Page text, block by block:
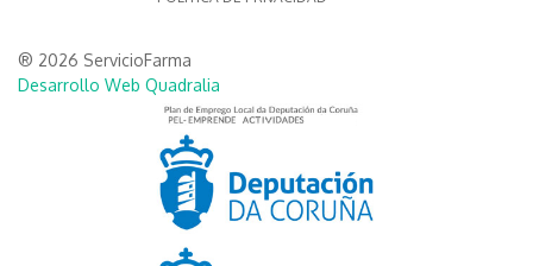
® 2026 ServicioFarma
Desarrollo Web Quadralia